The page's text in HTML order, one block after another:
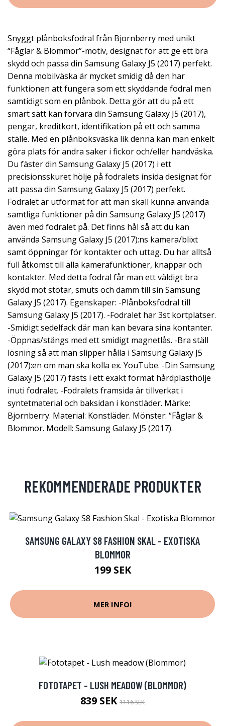
Snyggt plånboksfodral från Bjornberry med unikt
“Fåglar & Blommor”-motiv, designat för att ge ett bra
skydd och passa din Samsung Galaxy J5 (2017) perfekt.
Denna mobilväska är mycket smidig då den har
funktionen att fungera som ett skyddande fodral men
samtidigt som en plånbok. Detta gör att du på ett
smart sätt kan förvara din Samsung Galaxy J5 (2017),
pengar, kreditkort, identifikation på ett och samma
ställe. Med en plånboksväska lik denna kan man enkelt
göra plats för andra saker i fickor och/eller handväska.
Du fäster din Samsung Galaxy J5 (2017) i ett
precisionsskuret hölje på fodralets insida designat för
att passa din Samsung Galaxy J5 (2017) perfekt.
Fodralet är utformat för att man skall kunna använda
samtliga funktioner på din Samsung Galaxy J5 (2017)
även med fodralet på. Det finns hål så att du kan
använda Samsung Galaxy J5 (2017):ns kamera/blixt
samt öppningar för kontakter och uttag. Du har alltså
full åtkomst till alla kamerafunktioner, knappar och
kontakter. Med detta fodral får man ett väldigt bra
skydd mot stötar, smuts och damm till sin Samsung
Galaxy J5 (2017). Egenskaper: -Plånboksfodral till
Samsung Galaxy J5 (2017). -Fodralet har 3st kortplatser.
-Smidigt sedelfack där man kan bevara sina kontanter.
-Öppnas/stängs med ett smidigt magnetlås. -Bra ställ
lösning så att man slipper hålla i Samsung Galaxy J5
(2017):en om man ska kolla ex. YouTube. -Din Samsung
Galaxy J5 (2017) fästs i ett exakt format hårdplasthölje
inuti fodralet. -Fodralets framsida är tillverkat i
syntetmaterial och baksidan i konstläder. Märke:
Bjornberry. Material: Konstläder. Mönster: “Fåglar &
Blommor. Modell: Samsung Galaxy J5 (2017).
REKOMMENDERADE PRODUKTER
SAMSUNG GALAXY S8 FASHION SKAL - EXOTISKA
BLOMMOR
199 SEK
MER INFO!
FOTOTAPET - LUSH MEADOW (BLOMMOR)
839 SEK 1116 SEK